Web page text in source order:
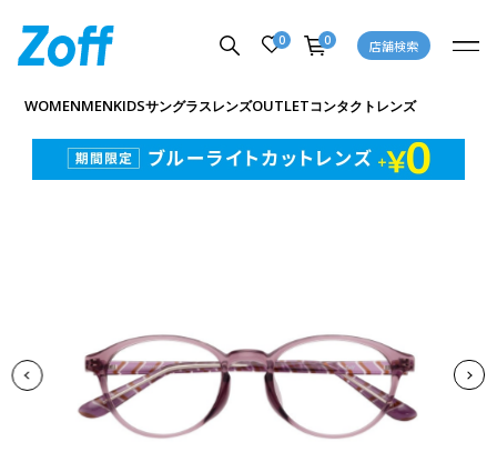
0 0 店舗検索
WOMENMENKIDSサングラスレンズOUTLETコンタクトレンズ
商品詳細ページへ